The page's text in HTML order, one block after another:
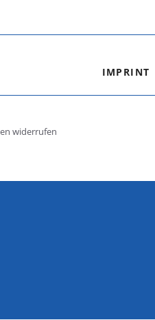
IMPRINT
widerrufen